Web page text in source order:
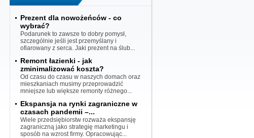
Prezent dla nowożeńców - co
wybrać?
Podarunek to zawsze to dobry pomysł,
szczególnie jeśli jest przemyślany i
ofiarowany z serca. Jaki prezent na ślub...
Remont łazienki - jak
zminimalizować koszta?
Od czasu do czasu w naszych domach oraz
mieszkaniach musimy przeprowadzić
mniejsze lub większe remonty różnego...
Ekspansja na rynki zagraniczne w
czasach pandemii –...
Wiele przedsiębiorstw rozważa ekspansję
zagraniczną jako strategię marketingu i
sposób na wzrost firmy. Opracowując...